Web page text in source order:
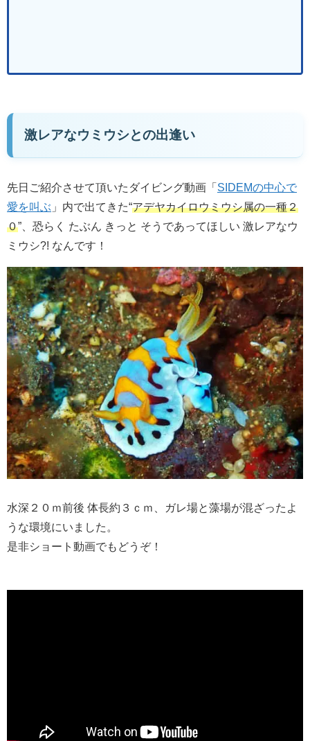
激レアなウミウシとの出逢い
先日ご紹介させて頂いたダイビング動画「 SIDEMの中心で
愛を叫ぶ 」内で出てきた“アデヤカイロウミウシ属の一種２
０”、恐らく たぶん きっと そうであってほしい 激レアなウ
ミウシ?! なんです！
水深２０ｍ前後 体長約３ｃｍ、ガレ場と藻場が混ざったよ
うな環境にいました。
是非ショート動画でもどうぞ！